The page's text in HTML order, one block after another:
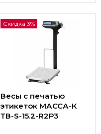
Скидка 3%
Весы с печатью
этикеток МАССА-К
ТВ-S-15.2-R2Р3